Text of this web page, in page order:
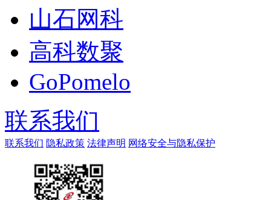
山石网科
高科数聚
GoPomelo
联系我们
联系我们 隐私政策 法律声明 网络安全与隐私保护